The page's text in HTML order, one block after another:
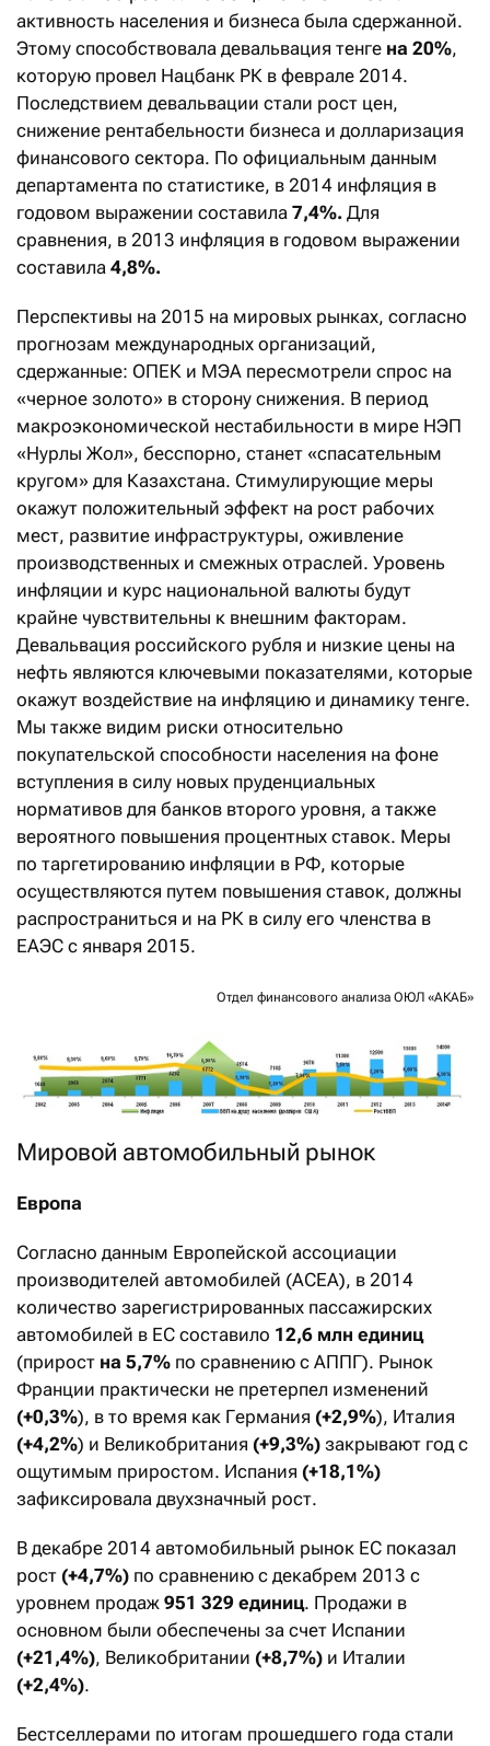
активность населения и бизнеса была сдержанной.
Этому способствовала девальвация тенге на 20%,
которую провел Нацбанк РК в феврале 2014.
Последствием девальвации стали рост цен,
снижение рентабельности бизнеса и долларизация
финансового сектора. По официальным данным
департамента по статистике, в 2014 инфляция в
годовом выражении составила 7,4%. Для
сравнения, в 2013 инфляция в годовом выражении
составила 4,8%.
Перспективы на 2015 на мировых рынках, согласно
прогнозам международных организаций,
сдержанные: ОПЕК и МЭА пересмотрели спрос на
«черное золото» в сторону снижения. В период
макроэкономической нестабильности в мире НЭП
«Нурлы Жол», бесспорно, станет «спасательным
кругом» для Казахстана. Стимулирующие меры
окажут положительный эффект на рост рабочих
мест, развитие инфраструктуры, оживление
производственных и смежных отраслей. Уровень
инфляции и курс национальной валюты будут
крайне чувствительны к внешним факторам.
Девальвация российского рубля и низкие цены на
нефть являются ключевыми показателями, которые
окажут воздействие на инфляцию и динамику тенге.
Мы также видим риски относительно
покупательской способности населения на фоне
вступления в силу новых пруденциальных
нормативов для банков второго уровня, а также
вероятного повышения процентных ставок. Меры
по таргетированию инфляции в РФ, которые
осуществляются путем повышения ставок, должны
распространиться и на РК в силу его членства в
ЕАЭС с января 2015.
Отдел финансового анализа ОЮЛ «АКАБ»
Мировой автомобильный рынок
Европа
Согласно данным Европейской ассоциации
производителей автомобилей (ACEA), в 2014
количество зарегистрированных пассажирских
автомобилей в ЕС составило 12,6 млн единиц
(прирост на 5,7% по сравнению с АППГ). Рынок
Франции практически не претерпел изменений
(+0,3%), в то время как Германия (+2,9%), Италия
(+4,2%) и Великобритания (+9,3%) закрывают год с
ощутимым приростом. Испания (+18,1%)
зафиксировала двухзначный рост.
В декабре 2014 автомобильный рынок ЕС показал
рост (+4,7%) по сравнению с декабрем 2013 с
уровнем продаж 951 329 единиц. Продажи в
основном были обеспечены за счет Испании
(+21,4%), Великобритании (+8,7%) и Италии
(+2,4%).
Бестселлерами по итогам прошедшего года стали